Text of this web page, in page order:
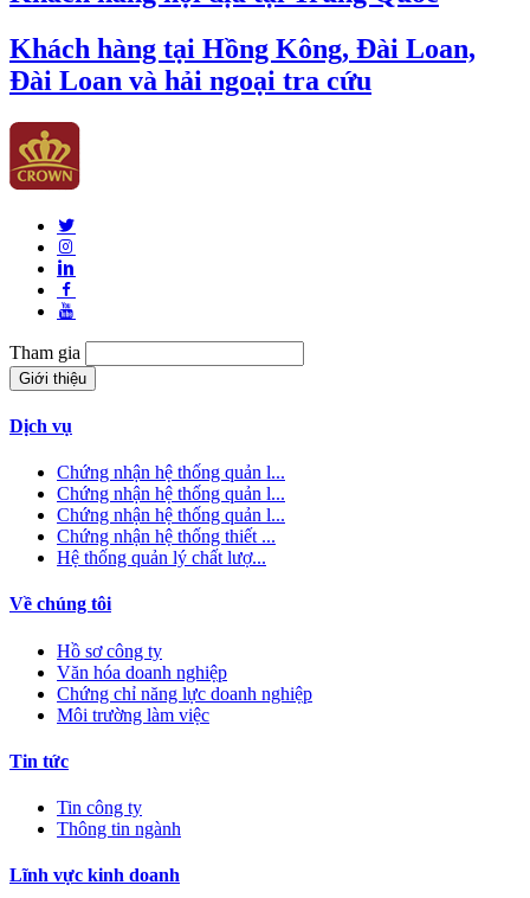
Khách hàng tại Hồng Kông, Đài Loan,
Đài Loan và hải ngoại tra cứu
Tham gia
Giới thiệu
Dịch vụ
Chứng nhận hệ thống quản l...
Chứng nhận hệ thống quản l...
Chứng nhận hệ thống quản l...
Chứng nhận hệ thống thiết ...
Hệ thống quản lý chất lượ...
Về chúng tôi
Hồ sơ công ty
Văn hóa doanh nghiệp
Chứng chỉ năng lực doanh nghiệp
Môi trường làm việc
Tin tức
Tin công ty
Thông tin ngành
Lĩnh vực kinh doanh